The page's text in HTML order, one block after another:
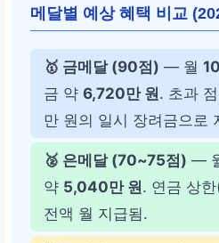
메달별 예상 혜택 비교
🥇 금메달 (90점) — 월
금 약 6,720만 원. 초과
만 원의 일시 장려금으로
🥈 은메달 (70~75점) —
약 5,040만 원. 연금 상
전액 월 지급됨.